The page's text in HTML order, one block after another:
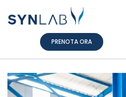
PRENOTA ORA